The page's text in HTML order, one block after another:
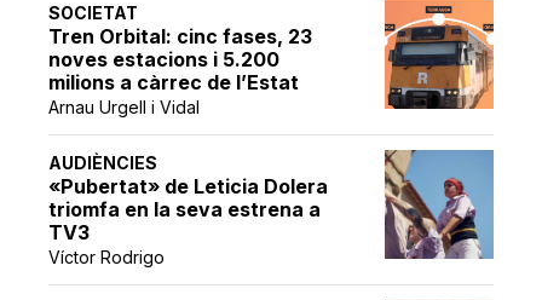
SOCIETAT
Tren Orbital: cinc fases, 23
noves estacions i 5.200
milions a càrrec de l’Estat
Arnau Urgell i Vidal
AUDIÈNCIES
«Pubertat» de Leticia Dolera
triomfa en la seva estrena a
TV3
Víctor Rodrigo